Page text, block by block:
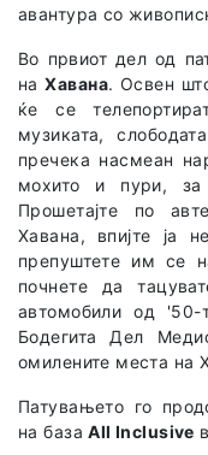
авантура со
Во првиот дел од
наХавана. Освен
ќе се
музиката,
пречека насмеан
мохито и пури,
Прошетајте по
Хавана, впијте ја
препуштете им се
почнете да
автомобили од
Бодегита Дел
омилените места на
Патувањето го
на базаAll Inclusive